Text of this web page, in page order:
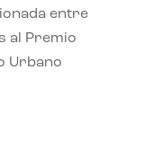
entre
al Premio
Urbano